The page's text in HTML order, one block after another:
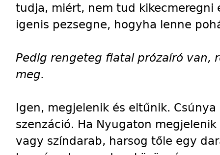
tudja, miért, nem tud kikecmeregni
igenis pezsegne, hogyha lenne
Pedig rengeteg fiatal prózaíró van,
meg.
Igen, megjelenik és eltűnik.
szenzáció. Ha Nyugaton
vagy színdarab, harsog tőle egy